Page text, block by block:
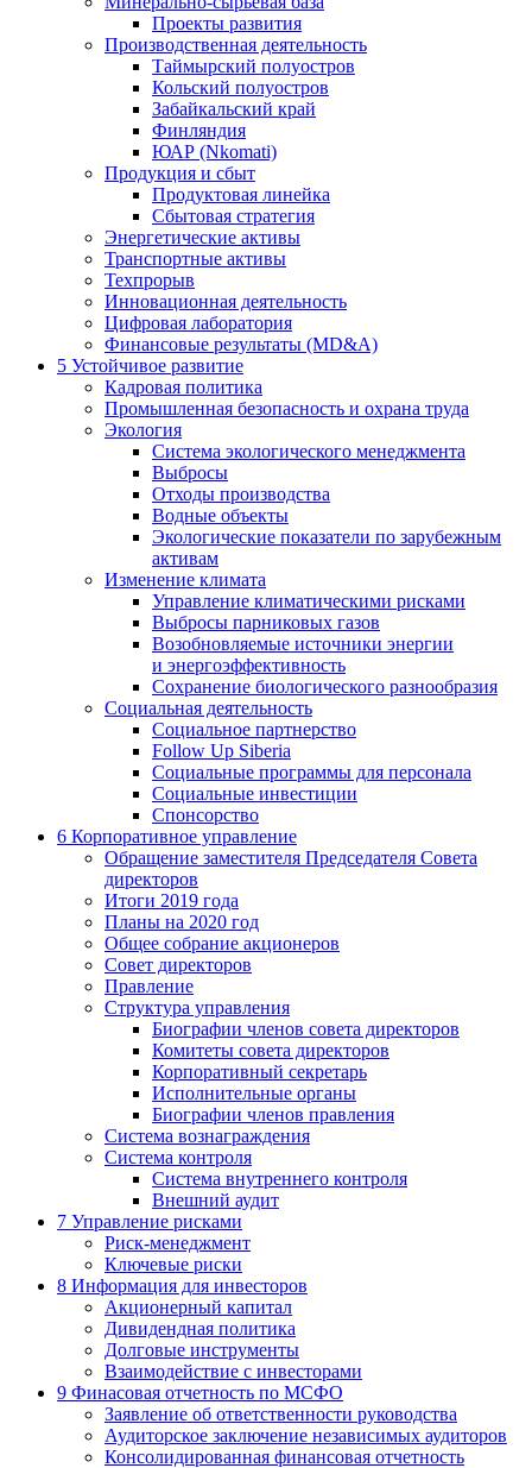
Проекты развития
Производственная деятельность
Таймырский полуостров
Кольский полуостров
Забайкальский край
Финляндия
ЮАР (Nkomati)
Продукция и сбыт
Продуктовая линейка
Сбытовая стратегия
Энергетические активы
Транспортные активы
Техпрорыв
Инновационная деятельность
Цифровая лаборатория
Финансовые результаты (MD&A)
5 Устойчивое развитие
Кадровая политика
Промышленная безопасность и охрана труда
Экология
Система экологического менеджмента
Выбросы
Отходы производства
Водные объекты
Экологические показатели по зарубежным
активам
Изменение климата
Управление климатическими рисками
Выбросы парниковых газов
Возобновляемые источники энергии
и энергоэффективность
Сохранение биологического разнообразия
Социальная деятельность
Социальное партнерство
Follow Up Siberia
Социальные программы для персонала
Социальные инвестиции
Спонсорство
6 Корпоративное управление
Обращение заместителя Председателя Совета
директоров
Итоги 2019 года
Планы на 2020 год
Общее собрание акционеров
Совет директоров
Правление
Структура управления
Биографии членов совета директоров
Комитеты совета директоров
Корпоративный секретарь
Исполнительные органы
Биографии членов правления
Система вознаграждения
Система контроля
Система внутреннего контроля
Внешний аудит
7 Управление рисками
Риск-менеджмент
Ключевые риски
8 Информация для инвесторов
Акционерный капитал
Дивидендная политика
Долговые инструменты
Взаимодействие с инвеcторами
9 Финасовая отчетность по МСФО
Заявление об ответственности руководства
Аудиторское заключение независимых аудиторов
Консолидированная финансовая отчетность